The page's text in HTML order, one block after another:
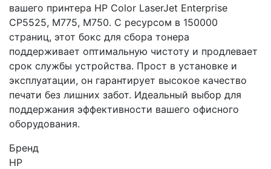
вашего принтера HP Color LaserJet Enterprise
CP5525, M775, M750. С ресурсом в 150000
страниц, этот бокс для сбора тонера
поддерживает оптимальную чистоту и продлевает
срок службы устройства. Прост в установке и
эксплуатации, он гарантирует высокое качество
печати без лишних забот. Идеальный выбор для
поддержания эффективности вашего офисного
оборудования.
Бренд
HP